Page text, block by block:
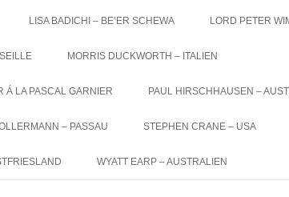
LISA BADICHI – BE’ER SCHEWA LORD PETER
MORRIS DUCKWORTH – ITALIEN
Á LA PASCAL GARNIER PAUL HIRSCHHAUSEN –
– PASSAU STEPHEN CRANE – USA
WYATT EARP – AUSTRALIEN